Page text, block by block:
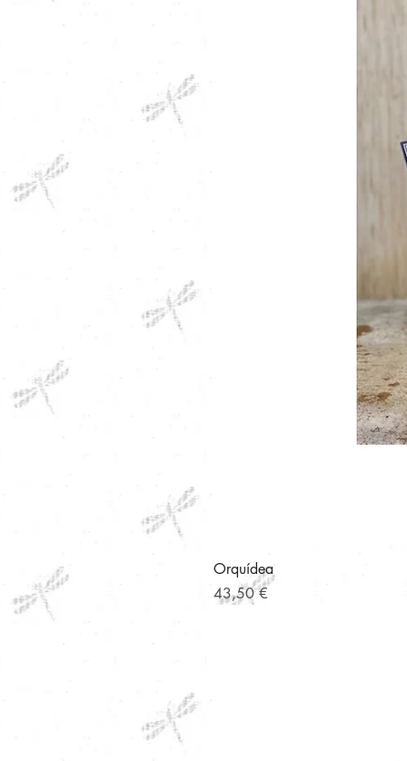
Orquídea
Precio
43,50 €